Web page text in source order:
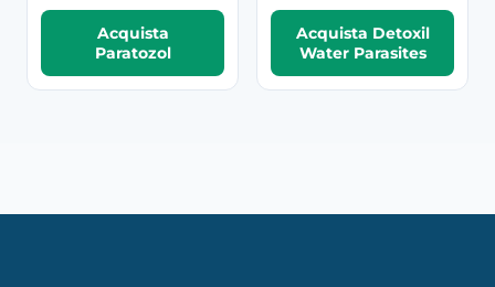
Acquista
Paratozol
Acquista Detoxil
Water Parasites